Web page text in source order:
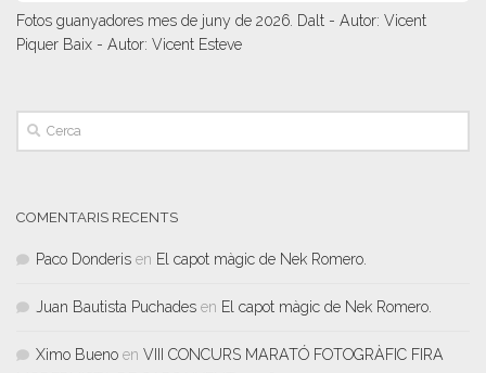
Fotos guanyadores mes de juny de 2026. Dalt - Autor: Vicent
Piquer Baix - Autor: Vicent Esteve
COMENTARIS RECENTS
Paco Donderis en El capot màgic de Nek Romero.
Juan Bautista Puchades en El capot màgic de Nek Romero.
Ximo Bueno en VIII CONCURS MARATÓ FOTOGRÀFIC FIRA